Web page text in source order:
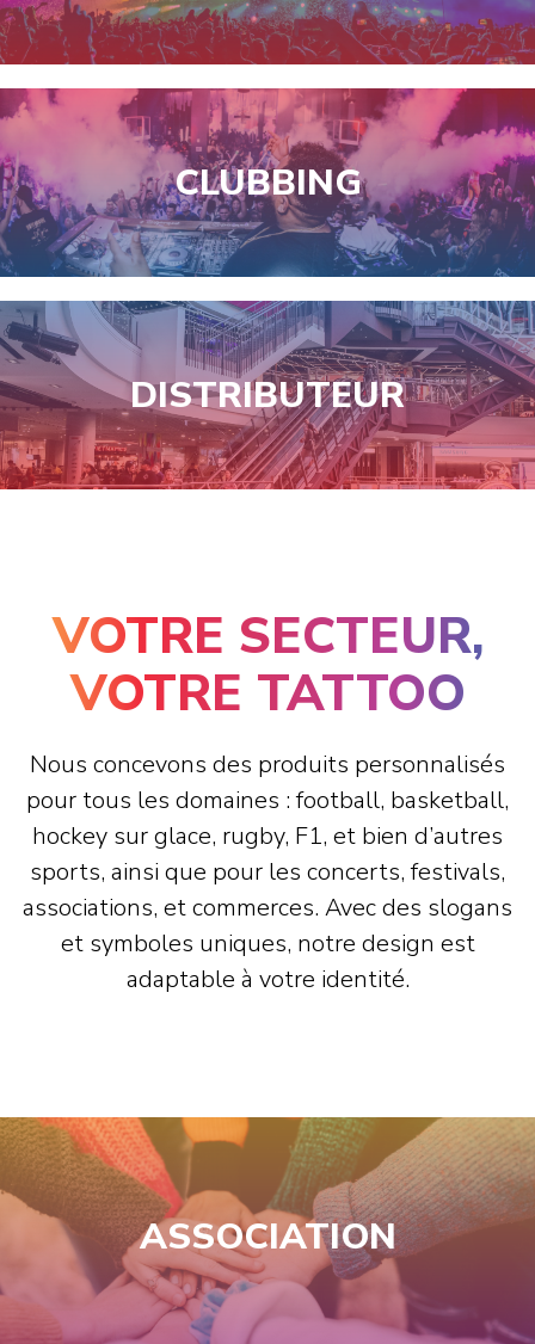
CLUBBING
DISTRIBUTEUR
VOTRE SECTEUR,
VOTRE TATTOO
Nous concevons des produits personnalisés
pour tous les domaines : football, basketball,
hockey sur glace, rugby, F1, et bien d’autres
sports, ainsi que pour les concerts, festivals,
associations, et commerces. Avec des slogans
et symboles uniques, notre design est
adaptable à votre identité.
ASSOCIATION